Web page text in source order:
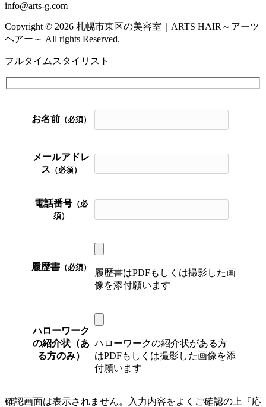
info@arts-g.com
Copyright © 2026 札幌市東区の美容室｜ARTS HAIR～アーツ
ヘアー～ All rights Reserved.
フルタイムスタイリスト
お名前 （必須）
メールアドレ
ス （必須）
電話番号 （必
須）
履歴書 （必須）
履歴書はPDFもしくは撮影した画
像を添付願います
ハローワーク
の紹介状（あ
る方のみ）
ハローワークの紹介状がある方
はPDFもしくは撮影した画像を添
付願います
確認画面は表示されません。入力内容をよくご確認の上『応